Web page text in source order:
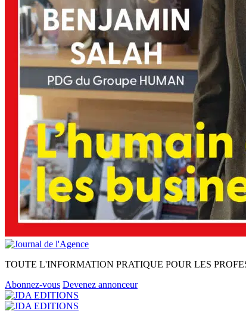
TOUTE L'INFORMATION PRATIQUE POUR LES
Abonnez-vous Devenez annonceur